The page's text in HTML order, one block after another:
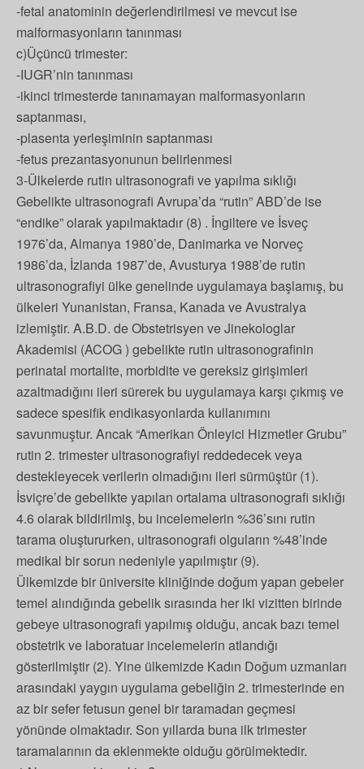
-fetal anatominin değerlendirilmesi ve mevcut ise
malformasyonların tanınması
c)Üçüncü trimester:
-IUGR’nin tanınması
-ikinci trimesterde tanınamayan malformasyonların
saptanması,
-plasenta yerleşiminin saptanması
-fetus prezantasyonunun belirlenmesi
3-Ülkelerde rutin ultrasonografi ve yapılma sıklığı
Gebelikte ultrasonografi Avrupa’da “rutin” ABD’de ise
“endike” olarak yapılmaktadır (8) . İngiltere ve İsveç
1976’da, Almanya 1980’de, Danimarka ve Norveç
1986’da, İzlanda 1987’de, Avusturya 1988’de rutin
ultrasonografiyi ülke genelinde uygulamaya başlamış, bu
ülkeleri Yunanistan, Fransa, Kanada ve Avustralya
izlemiştir. A.B.D. de Obstetrisyen ve Jinekologlar
Akademisi (ACOG ) gebelikte rutin ultrasonografinin
perinatal mortalite, morbidite ve gereksiz girişimleri
azaltmadığını ileri sürerek bu uygulamaya karşı çıkmış ve
sadece spesifik endikasyonlarda kullanımını
savunmuştur. Ancak “Amerikan Önleyici Hizmetler Grubu”
rutin 2. trimester ultrasonografiyi reddedecek veya
destekleyecek verilerin olmadığını ileri sürmüştür (1).
İsviçre’de gebelikte yapılan ortalama ultrasonografi sıklığı
4.6 olarak bildirilmiş, bu incelemelerin %36’sını rutin
tarama oluştururken, ultrasonografi olguların %48’inde
medikal bir sorun nedeniyle yapılmıştır (9).
Ülkemizde bir üniversite kliniğinde doğum yapan gebeler
temel alındığında gebelik sırasında her iki vizitten birinde
gebeye ultrasonografi yapılmış olduğu, ancak bazı temel
obstetrik ve laboratuar incelemelerin atlandığı
gösterilmiştir (2). Yine ülkemizde Kadın Doğum uzmanları
arasındaki yaygın uygulama gebeliğin 2. trimesterinde en
az bir sefer fetusun genel bir taramadan geçmesi
yönünde olmaktadır. Son yıllarda buna ilk trimester
taramalarının da eklenmekte olduğu görülmektedir.